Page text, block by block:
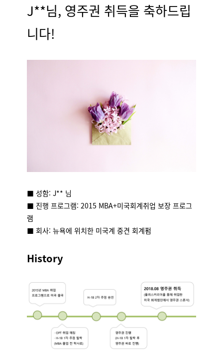
J**님, 영주권 취득을 축하드립
니다!
■ 성함: J** 님
■ 진행 프로그램: 2015 MBA+미국회계취업 보장 프로그
램
■ 회사: 뉴욕에 위치한 미국계 중견 회계펌
History